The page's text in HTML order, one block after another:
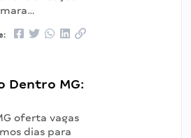
Dentro MG:
oferta vagas
dias para